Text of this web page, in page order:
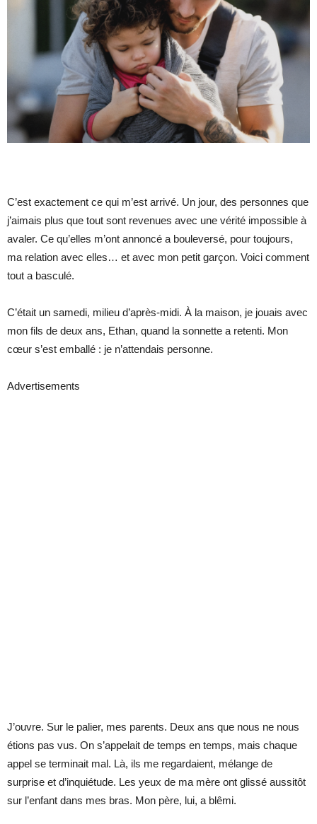
C’est exactement ce qui m’est arrivé. Un jour, des personnes que
j’aimais plus que tout sont revenues avec une vérité impossible à
avaler. Ce qu’elles m’ont annoncé a bouleversé, pour toujours,
ma relation avec elles… et avec mon petit garçon. Voici comment
tout a basculé.
C’était un samedi, milieu d’après-midi. À la maison, je jouais avec
mon fils de deux ans, Ethan, quand la sonnette a retenti. Mon
cœur s’est emballé : je n’attendais personne.
Advertisements
J’ouvre. Sur le palier, mes parents. Deux ans que nous ne nous
étions pas vus. On s’appelait de temps en temps, mais chaque
appel se terminait mal. Là, ils me regardaient, mélange de
surprise et d’inquiétude. Les yeux de ma mère ont glissé aussitôt
sur l’enfant dans mes bras. Mon père, lui, a blêmi.